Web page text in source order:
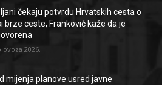
čekaju potvrdu Hrvatskih cesta o
brze ceste, Franković kaže da je
2026.
mijenja planove usred javne